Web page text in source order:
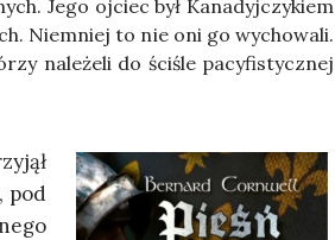
Jego ojciec był Kana­dyj­czy­kiem
Nie­mniej to nie oni go wycho­wa­li.
nale­że­li do ści­śle pacy­fi­stycz­nej
pod